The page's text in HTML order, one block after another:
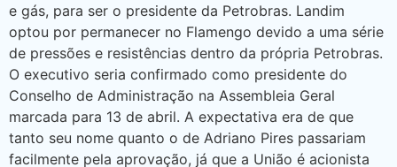
e gás, para ser o presidente da Petrobras. Landim
optou por permanecer no Flamengo devido a uma série
de pressões e resistências dentro da própria Petrobras.
O executivo seria confirmado como presidente do
Conselho de Administração na Assembleia Geral
marcada para 13 de abril. A expectativa era de que
tanto seu nome quanto o de Adriano Pires passariam
facilmente pela aprovação, já que a União é acionista